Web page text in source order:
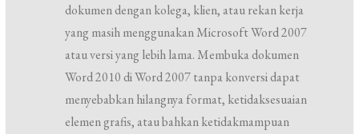
dokumen dengan kolega, klien, atau rekan kerja
yang masih menggunakan Microsoft Word 2007
atau versi yang lebih lama. Membuka dokumen
Word 2010 di Word 2007 tanpa konversi dapat
menyebabkan hilangnya format, ketidaksesuaian
elemen grafis, atau bahkan ketidakmampuan